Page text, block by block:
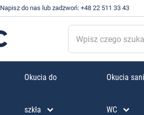
Napisz do nas lub zadzwoń: +48 22 511 33 43
Okucia do
szkła
Okucia
WC